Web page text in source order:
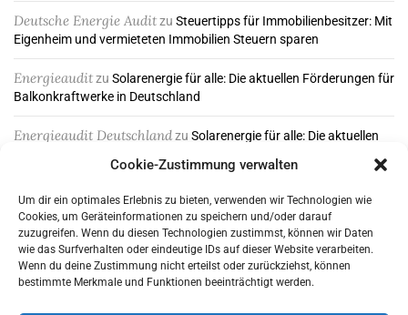
Cookie-Zustimmung verwalten
Um dir ein optimales Erlebnis zu bieten, verwenden wir Technologien wie
Cookies, um Geräteinformationen zu speichern und/oder darauf
zuzugreifen. Wenn du diesen Technologien zustimmst, können wir Daten
wie das Surfverhalten oder eindeutige IDs auf dieser Website verarbeiten.
Wenn du deine Zustimmung nicht erteilst oder zurückziehst, können
bestimmte Merkmale und Funktionen beeinträchtigt werden.
Deutsche Energie Auditzu Steuertipps für Immobilienbesitzer: Mit
Eigenheim und vermieteten Immobilien Steuern sparen
Energieauditzu Solarenergie für alle: Die aktuellen Förderungen für
Balkonkraftwerke in Deutschland
Energieaudit Deutschlandzu Solarenergie für alle: Die aktuellen
ABONNIEREN & FOLGEN